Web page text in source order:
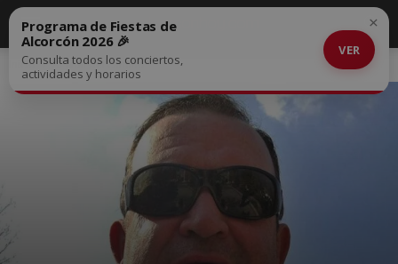
Inicio Al final del camino
Programa de Fiestas de
Alcorcón 2026 🎉
Consulta todos los conciertos,
actividades y horarios
VER
×